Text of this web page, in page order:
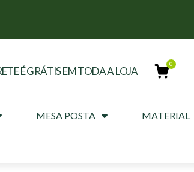
É GRÁTIS EM TODA A LOJA
MESA POSTA MATERIAL